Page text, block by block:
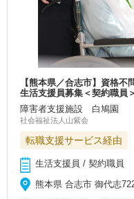
【熊本県／合志市】資格
生活支援員募集＜契約職員＞
障害者支援施設 白鳩園
社会福祉法人山紫会
転職支援サービス経由
生活支援員 / 契約職員
熊本県 合志市 御代志